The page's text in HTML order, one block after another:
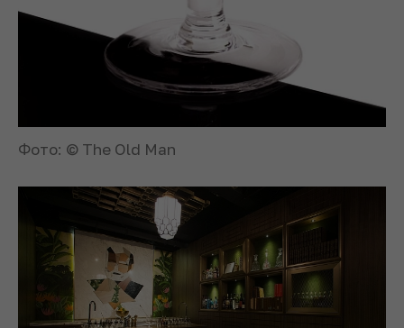
Фото: © The Old Man